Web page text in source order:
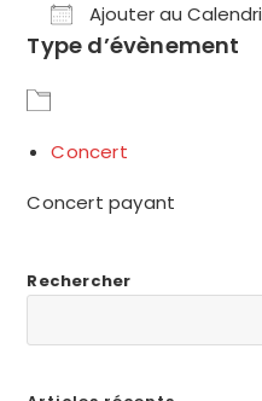
Ajouter au
Télécharger ICS
Type d’évènement
Concert
Concert payant
Rechercher